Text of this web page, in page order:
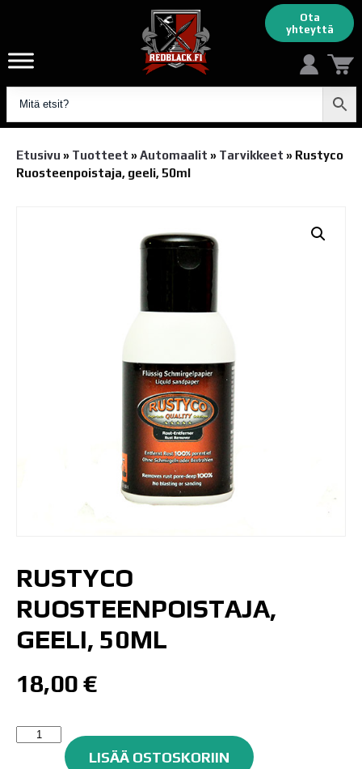
Ota
yhteyttä
Etusivu » Tuotteet » Automaalit » Tarvikkeet » Rustyco
Ruosteenpoistaja, geeli, 50ml
RUSTYCO
RUOSTEENPOISTAJA,
GEELI, 50ML
18,00 €
Rustyco
Ruosteenpoistaja,LISÄÄ OSTOSKORIIN